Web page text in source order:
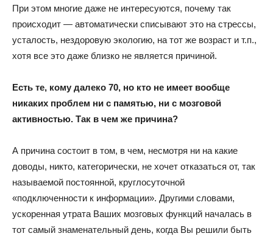
При этом многие даже не интересуются, почему так
происходит — автоматически списывают это на стрессы,
усталость, нездоровую экологию, на тот же возраст и т.п.,
хотя все это даже близко не является причиной.
Есть те, кому далеко 70, но кто не имеет вообще
никаких проблем ни с памятью, ни с мозговой
активностью. Так в чем же причина?
А причина состоит в том, в чем, несмотря ни на какие
доводы, никто, категорически, не хочет отказаться от, так
называемой постоянной, круглосуточной
«подключенности к информации». Другими словами,
ускоренная утрата Ваших мозговых функций началась в
тот самый знаменательный день, когда Вы решили быть